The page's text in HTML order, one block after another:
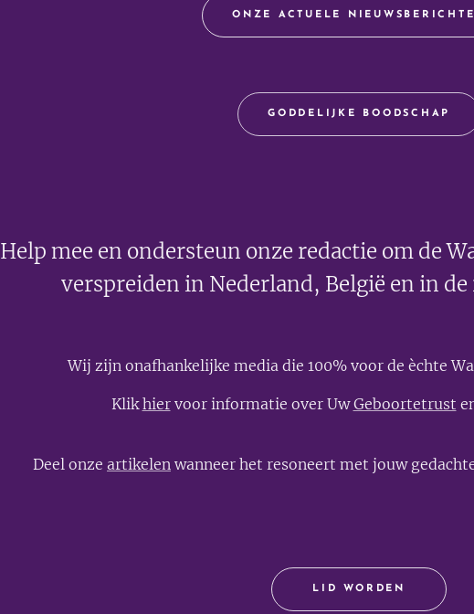
ONZE ACTUELE
GODDELIJKE BOODSCHAP
Help mee en ondersteun onze redactie om de
verspreiden in Nederland, België en in de
Wij zijn onafhankelijke media die 100% voor de èchte
Klikhiervoor informatie over UwGeboortetrust
Deel onze artikelen wanneer het resoneert met jouw
LID WORDEN